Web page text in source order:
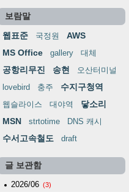
보람말
웹표준 국정원
AWS
MS Office
gallery 대체
공항리무진 송현
오산터미널
lovebird
충주 수지구청역
웹슬라이스 대야역
닿소리
MSN
strtotime DNS 캐시
수서고속철도 draft
글 보관함
2026/06 (3)